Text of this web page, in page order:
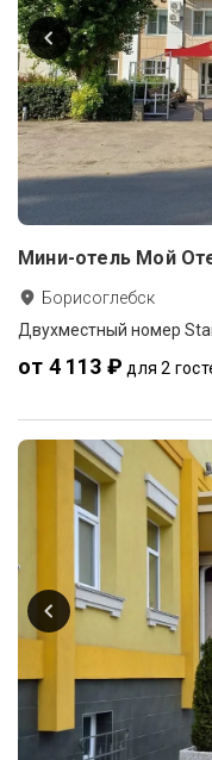
Мини-отель Мой
Борисоглебск
Двухместный номер
от 4 113 ₽ для 2